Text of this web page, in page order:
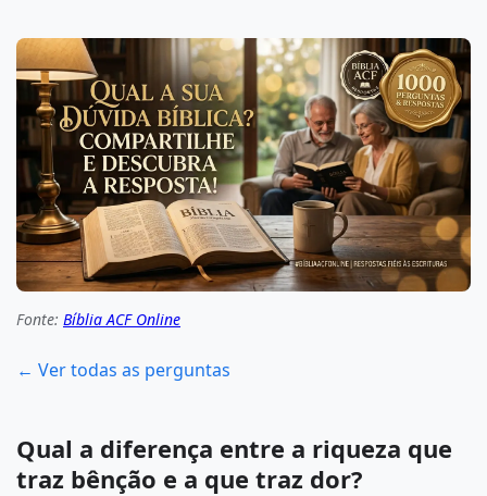
Fonte: Bíblia ACF Online
← Ver todas as perguntas
Qual a diferença entre a riqueza que
traz bênção e a que traz dor?